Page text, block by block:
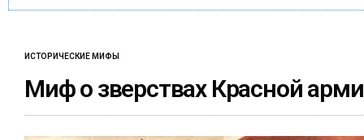
ИСТОРИЧЕСКИЕ МИФЫ
Миф о зверствах Красной